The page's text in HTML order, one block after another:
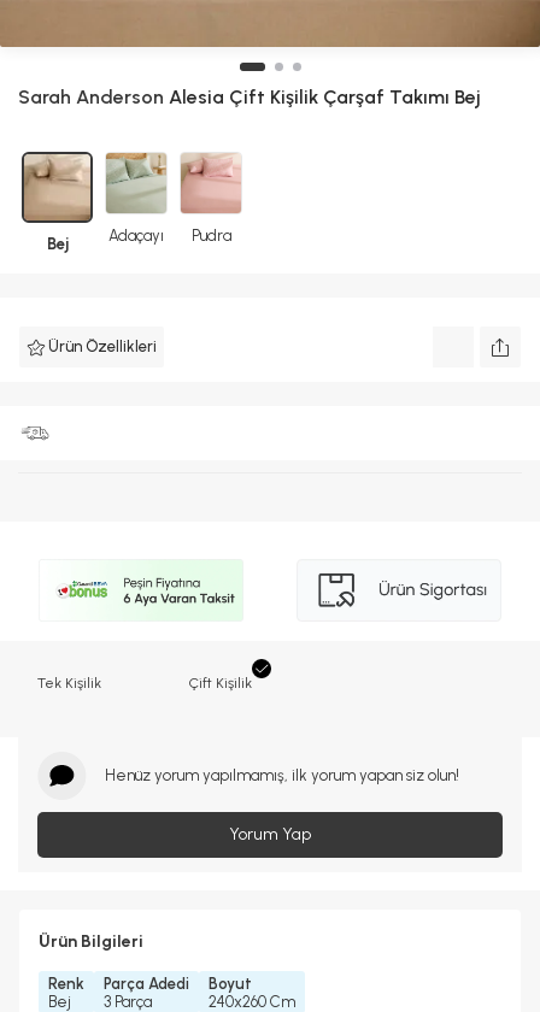
Sarah Anderson Alesia Çift Kişilik Çarşaf Takımı Bej
Bej Adaçayı Pudra
Ürün Özellikleri
Tek Kişilik Çift Kişilik
Henüz yorum yapılmamış, ilk yorum yapan siz olun!
Yorum Yap
Ürün Bilgileri
Renk
Bej
Parça Adedi
3 Parça
Boyut
240x260 Cm